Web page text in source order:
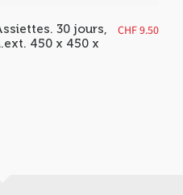
30 jours,
450 x 450 x
CHF9.50